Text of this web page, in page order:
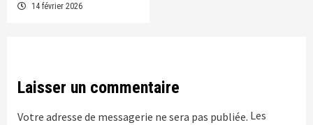
14 février 2026
Laisser un commentaire
Votre adresse de messagerie ne sera pas publiée. Les